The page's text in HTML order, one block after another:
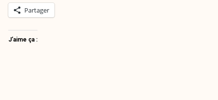
Partager
J’aime ça :